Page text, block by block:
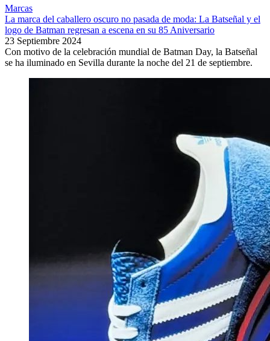
Marcas
La marca del caballero oscuro no pasada de moda: La Batseñal y el
logo de Batman regresan a escena en su 85 Aniversario
23 Septiembre 2024
Con motivo de la celebración mundial de Batman Day, la Batseñal
se ha iluminado en Sevilla durante la noche del 21 de septiembre.